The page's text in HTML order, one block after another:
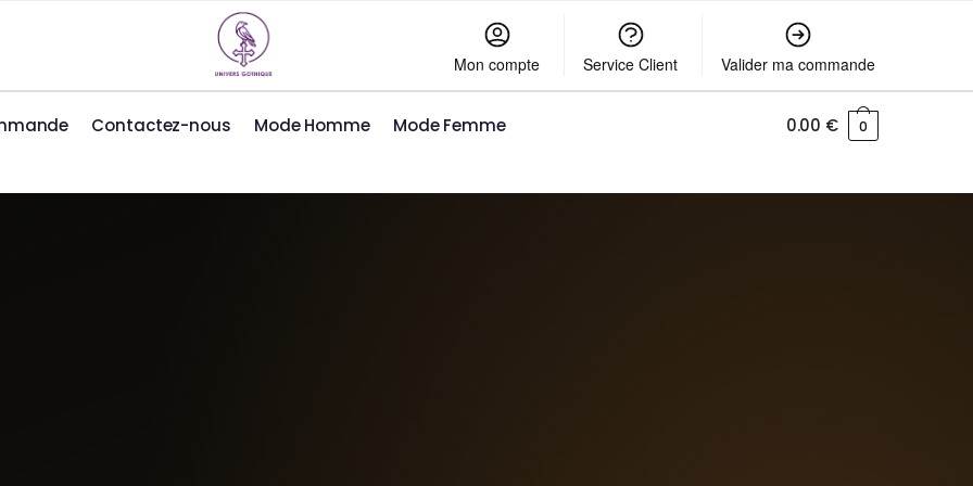
Mon compte Service Client Valider ma commande
Contactez-nous Mode Homme Mode Femme 0.00 € 0